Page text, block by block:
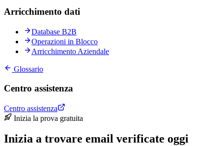
Arricchimento dati
Database B2B
Operazioni in Blocco
Arricchimento Aziendale
Glossario
Centro assistenza
Centro assistenza
Inizia la prova gratuita
Inizia a trovare email verificate oggi